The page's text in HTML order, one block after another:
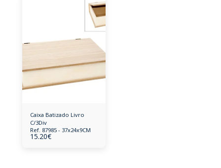
Caixa Batizado Livro
C/3Div
Ref. 87985 - 37x24x9CM
15.20€